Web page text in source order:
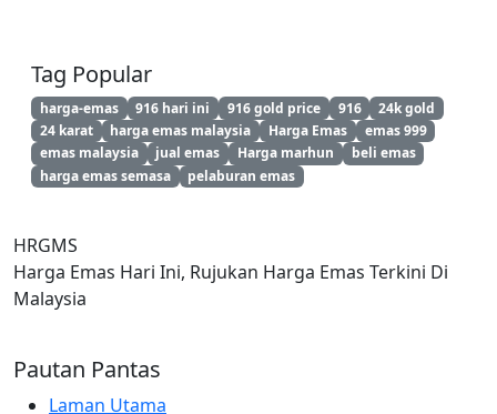
Tag Popular
harga-emas 916 hari ini 916 gold price 916
24k gold
24 karat
harga emas malaysia Harga Emas
emas 999
emas malaysia
jual emas Harga marhun
beli emas
harga emas semasa
pelaburan emas
HRGMS
Harga Emas Hari Ini, Rujukan Harga Emas Terkini Di
Malaysia
Pautan Pantas
Laman Utama